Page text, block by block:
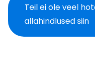
Teil ei ole veel
allahindlused siin